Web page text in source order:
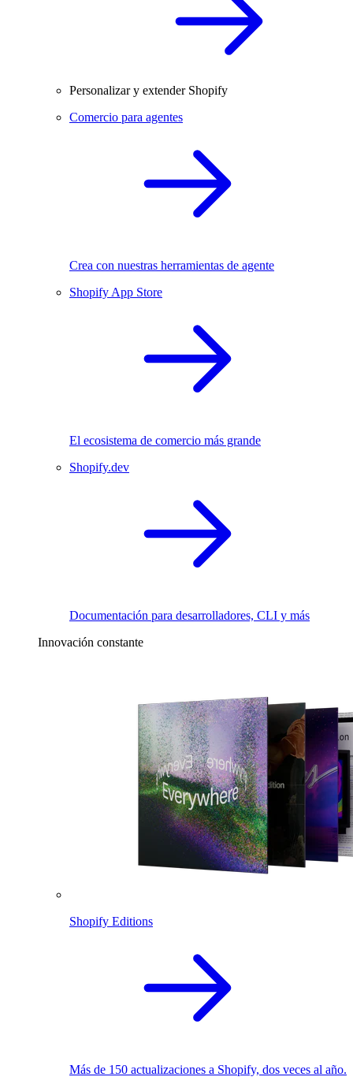
Personalizar y extender Shopify
Comercio para agentes
Crea con nuestras herramientas de agente
Shopify App Store
El ecosistema de comercio más grande
Shopify.dev
Documentación para desarrolladores, CLI y más
Innovación constante
Shopify Editions
Más de 150 actualizaciones a Shopify, dos veces al año.